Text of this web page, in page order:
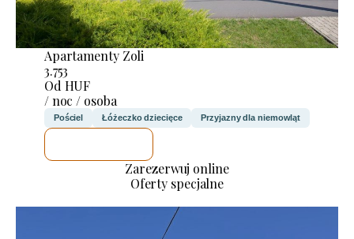
Apartamenty Zoli
3.753
Od HUF
/ noc / osoba
Pościel Łóżeczko dziecięce Przyjazny dla niemowląt
Zarezerwuj online
Oferty specjalne